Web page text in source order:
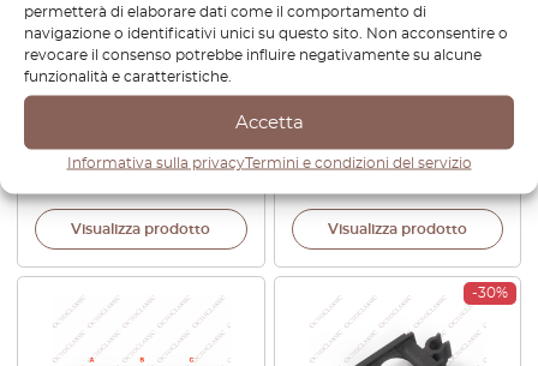
permetterà di elaborare dati come il comportamento di
navigazione o identificativi unici su questo sito. Non acconsentire o
revocare il consenso potrebbe influire negativamente su alcune
funzionalità e caratteristiche.
Accetta
Informativa sulla privacyTermini e condizioni del servizio
Mercedes W123 Maniglia
scorrevole Riscaldamento
Interruttore soffiante Clima
Visualizza prodotto
Audi / Ferrari / Ford /
del carburante 12V 6,5 Bar
431906091D / 86FB9350BA /
Visualizza prodotto
-30%